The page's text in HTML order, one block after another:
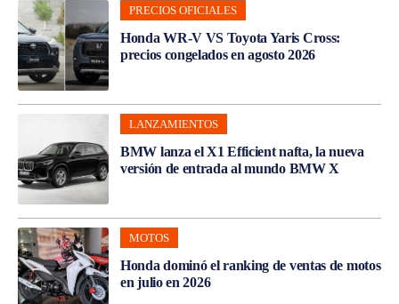
PRECIOS OFICIALES
Honda WR-V VS Toyota Yaris Cross:
precios congelados en agosto 2026
LANZAMIENTOS
BMW lanza el X1 Efficient nafta, la nueva
versión de entrada al mundo BMW X
MOTOS
Honda dominó el ranking de ventas de motos
en julio en 2026